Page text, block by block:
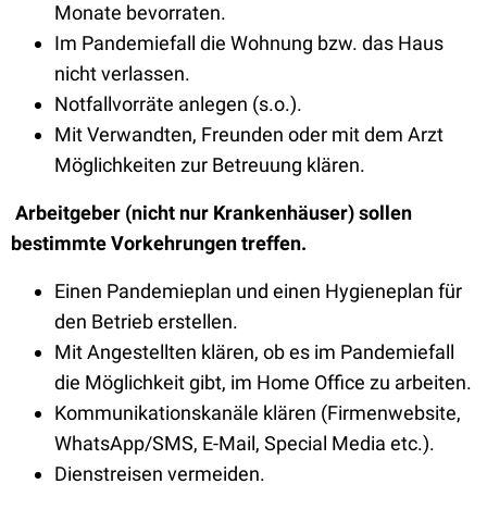
Monate bevorraten.
Im Pandemiefall die Wohnung bzw. das Haus
nicht verlassen.
Notfallvorräte anlegen (s.o.).
Mit Verwandten, Freunden oder mit dem Arzt
Möglichkeiten zur Betreuung klären.
Arbeitgeber (nicht nur Krankenhäuser) sollen
bestimmte Vorkehrungen treffen.
Einen Pandemieplan und einen Hygieneplan für
den Betrieb erstellen.
Mit Angestellten klären, ob es im Pandemiefall
die Möglichkeit gibt, im Home Office zu arbeiten.
Kommunikationskanäle klären (Firmenwebsite,
WhatsApp/SMS, E-Mail, Special Media etc.).
Dienstreisen vermeiden.